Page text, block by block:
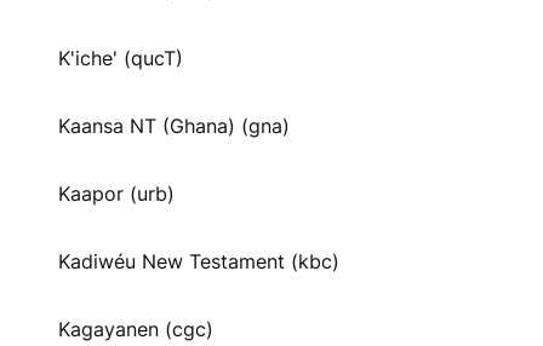
K'iche' (qucT)
Kaansa NT (Ghana) (gna)
Kaapor (urb)
Kadiwéu New Testament (kbc)
Kagayanen (cgc)